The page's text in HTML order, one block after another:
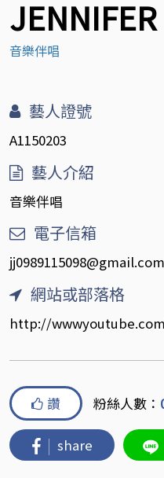
JENNIFER
音樂伴唱
藝人證號
A1150203
藝人介紹
音樂伴唱
電子信箱
jj0989115098@gmail.com
網站或部落格
http://
讚 粉絲人數：
share